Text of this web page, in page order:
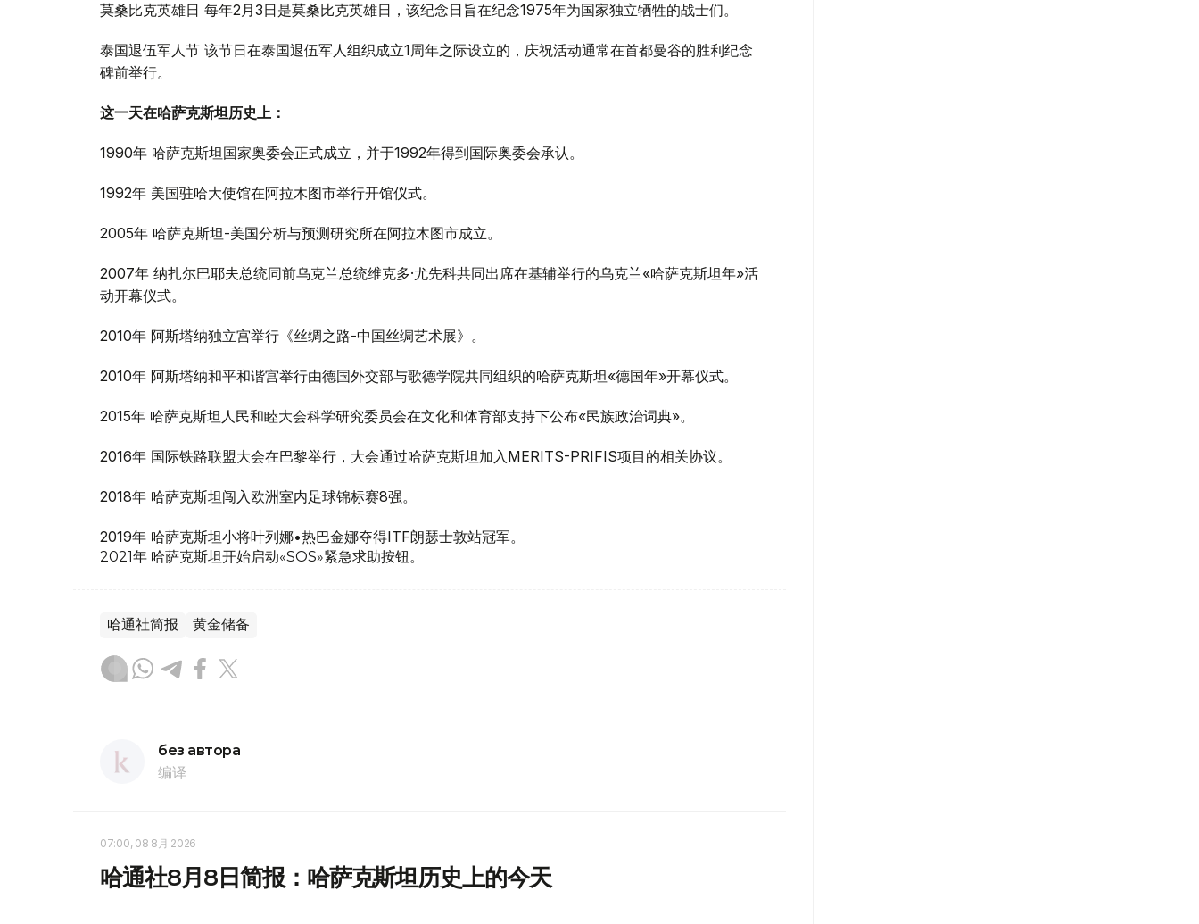
莫桑比克英雄日 每年2月3日是莫桑比克英雄日，该纪念日旨在纪念1975年为国家独立牺牲的战士们。
泰国退伍军人节 该节日在泰国退伍军人组织成立1周年之际设立的，庆祝活动通常在首都曼谷的胜利纪念
碑前举行。
这一天在哈萨克斯坦历史上：
1990年 哈萨克斯坦国家奥委会正式成立，并于1992年得到国际奥委会承认。
1992年 美国驻哈大使馆在阿拉木图市举行开馆仪式。
2005年 哈萨克斯坦-美国分析与预测研究所在阿拉木图市成立。
2007年 纳扎尔巴耶夫总统同前乌克兰总统维克多·尤先科共同出席在基辅举行的乌克兰«哈萨克斯坦年»活
动开幕仪式。
2010年 阿斯塔纳独立宫举行《丝绸之路-中国丝绸艺术展》。
2010年 阿斯塔纳和平和谐宫举行由德国外交部与歌德学院共同组织的哈萨克斯坦«德国年»开幕仪式。
2015年 哈萨克斯坦人民和睦大会科学研究委员会在文化和体育部支持下公布«民族政治词典»。
2016年 国际铁路联盟大会在巴黎举行，大会通过哈萨克斯坦加入MERITS-PRIFIS项目的相关协议。
2018年 哈萨克斯坦闯入欧洲室内足球锦标赛8强。
2019年 哈萨克斯坦小将叶列娜•热巴金娜夺得ITF朗瑟士敦站冠军。
2021年 哈萨克斯坦开始启动«SOS»紧急求助按钮。
哈通社简报 黄金储备
без автора
编译
07:00, 08 8月 2026
哈通社8月8日简报：哈萨克斯坦历史上的今天